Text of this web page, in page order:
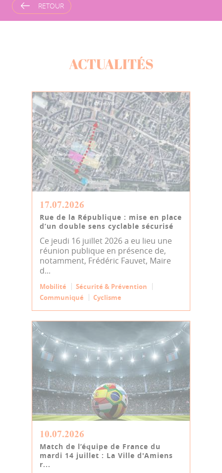
RETOUR
ACTUALITÉS
17.07.2026
Rue de la République : mise en place
d’un double sens cyclable sécurisé
Ce jeudi 16 juillet 2026 a eu lieu une
réunion publique en présence de,
notamment, Frédéric Fauvet, Maire
d...
Mobilité
Sécurité & Prévention
Communiqué
Cyclisme
10.07.2026
Match de l’équipe de France du
mardi 14 juillet : La Ville d'Amiens
r...